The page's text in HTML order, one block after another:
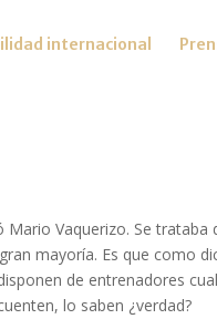
internacional
Vaquerizo. Se trataba
mayoría. Es que como
de entrenadores
lo saben ¿verdad?